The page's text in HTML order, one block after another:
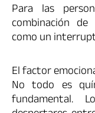
Para las
combinación
como un
El factor
No todo es
fundamental.